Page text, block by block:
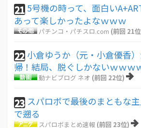
21 5号機の時って、面白い
あって楽しかったよなｗｗｗ
パチンコ・パチスロ.com (前回 21
22 小倉ゆうか（元・小倉優香
帰！結局、脱ぐしかないｗｗｗ
動ナビブログ ネオ (前回 22位)
23 スパロボで最後のまともな
で遡る
スパロボまとめ速報 (前回 23位)